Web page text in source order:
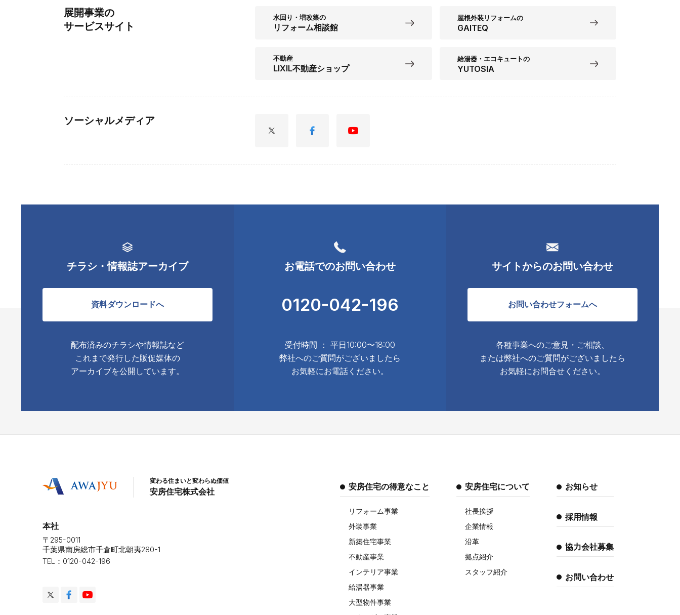
展開事業の
サービスサイト
水回り・増改築の
リフォーム相談館
屋根外装リフォームの
GAITEQ
不動産
LIXIL不動産ショップ
給湯器・エコキュートの
YUTOSIA
ソーシャルメディア
チラシ・情報誌アーカイブ
資料ダウンロードへ
配布済みのチラシや情報誌など
これまで発行した販促媒体の
アーカイブを公開しています。
お電話でのお問い合わせ
0120-042-196
受付時間 ： 平日10:00〜18:00
弊社へのご質問がございましたら
お気軽にお電話ください。
サイトからのお問い合わせ
お問い合わせフォームへ
各種事業へのご意見・ご相談、
または弊社へのご質問がございましたら
お気軽にお問合せください。
変わる住まいと変わらぬ価値
安房住宅株式会社
本社
〒295-0011
千葉県南房総市千倉町北朝夷280-1
TEL：0120-042-196
安房住宅の得意なこと
リフォーム事業
外装事業
新築住宅事業
不動産事業
インテリア事業
給湯器事業
大型物件事業
安房住宅について
社長挨拶
企業情報
沿革
拠点紹介
スタッフ紹介
お知らせ
採用情報
協力会社募集
お問い合わせ